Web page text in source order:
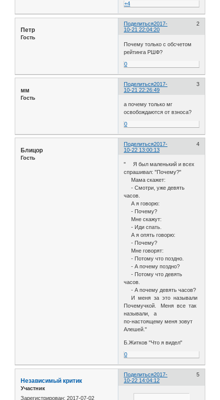
+4
Поделиться 2
2017-
10-21 22:04:20
Петр
Гость
Почему только с обсчетом
рейтинга РШФ?
0
Поделиться 3
2017-
10-21 22:26:49
мм
Гость
а почему только мг
освобождаются от взноса?
0
Поделиться 4
2017-
10-22 13:00:13
Блицор
Гость
" Я был маленький и всех
спрашивал: "Почему?"
Мама скажет:
- Смотри, уже девять
часов.
А я говорю:
- Почему?
Мне скажут:
- Иди спать.
А я опять говорю:
- Почему?
Мне говорят:
- Потому что поздно.
- А почему поздно?
- Потому что девять
часов.
- А почему девять часов?
И меня за это называли
Почемучкой. Меня все так
называли, а
по-настоящему меня зовут
Алешей."
Б.Житков "Что я видел"
0
Поделиться 5
2017-
10-22 14:04:12
Независимый критик
Участник
Зарегистрирован: 2017-07-02